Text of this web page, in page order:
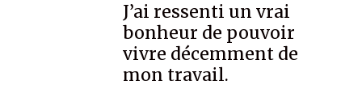
J’ai ressenti un vrai
bonheur de pouvoir
vivre décemment de
mon travail.